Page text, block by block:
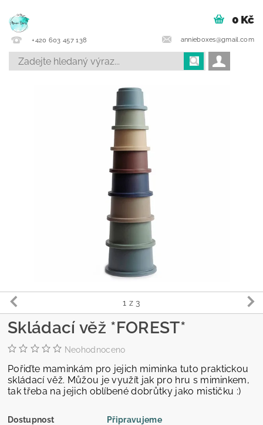
+420 603 457 138 annieboxes@gmail.com
0 Kč
1 z 3
Skládací věž *FOREST*
Neohodnoceno
Pořiďte maminkám pro jejich miminka tuto praktickou
skládací věž. Můžou je využít jak pro hru s miminkem,
tak třeba na jejich oblíbené dobrůtky jako mističku :)
Dostupnost Připravujeme